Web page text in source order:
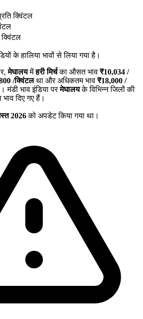
क्विंटल
क्विंटल
के हालिया भावों से लिया गया है।
मेघालयमेंहरी मिर्चका औसत भाव ₹10,034 /
/क्विंटलथा और अधिकतम भाव ₹18,000 /
मंडी भाव इंडिया परमेघालयके विभिन्न जिलों की
दिए गए हैं।
2026को अपडेट किया गया था।